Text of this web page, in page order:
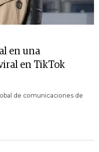
en una
en TikTok
de comunicaciones de